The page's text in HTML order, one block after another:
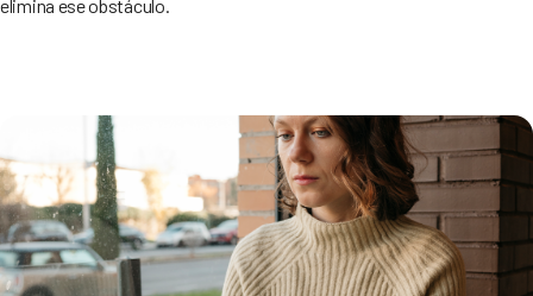
elimina ese obstáculo.